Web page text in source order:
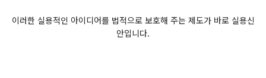
이러한 실용적인 아이디어를 법적으로 보호해 주는 제도가 바로 실용신
안입니다.